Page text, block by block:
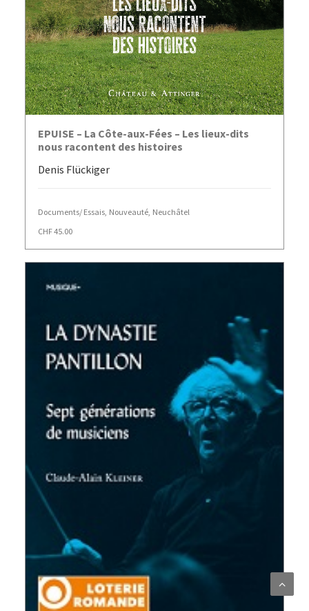
AJOUTER AU PANIER
EPUISE – La Côte-aux-Fées – Les lieux-dits
nous racontent des histoires
Denis Flückiger
Documents/ Essais, Nouveauté, Neuchâtel
CHF45.00